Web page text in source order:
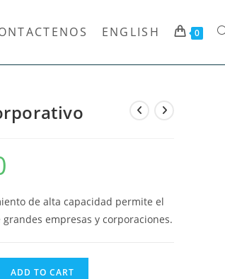
ENGLISH 0
de alta capacidad permite el
empresas y corporaciones.
ADD TO CART